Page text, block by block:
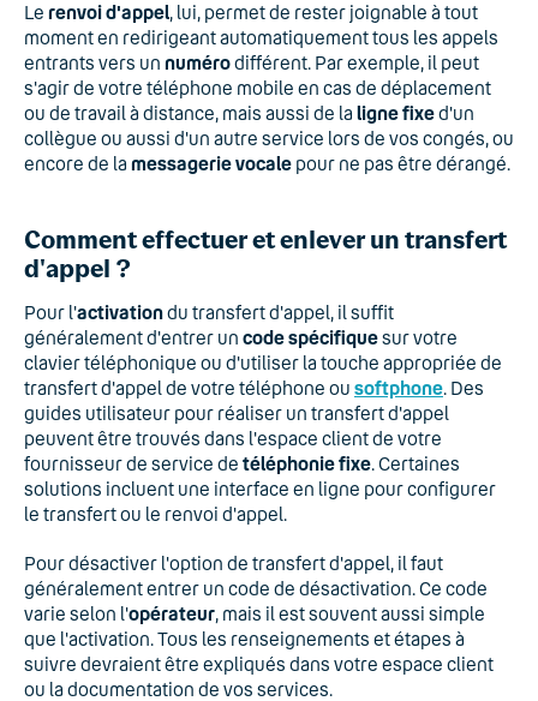
Le renvoi d'appel, lui, permet de rester joignable à tout
moment en redirigeant automatiquement tous les appels
entrants vers un numérodifférent. Par exemple, il peut
s'agir de votre téléphone mobile en cas de déplacement
ou de travail à distance, mais aussi de la ligne fixed'un
collègue ou aussi d'un autre service lors de vos congés, ou
encore de la messagerie vocale pour ne pas être dérangé.
Comment effectuer et enlever un transfert
d'appel ?
Pour l'activationdu transfert d'appel, il suffit
généralement d'entrer un code spécifiquesur votre
clavier téléphonique ou d'utiliser la touche appropriée de
transfert d'appel de votre téléphone ou softphone. Des
guides utilisateur pour réaliser un transfert d'appel
peuvent être trouvés dans l'espace client de votre
fournisseur de service de téléphonie fixe. Certaines
solutions incluent une interface en ligne pour configurer
le transfert ou le renvoi d'appel.
Pour désactiver l'option de transfert d'appel, il faut
généralement entrer un code de désactivation. Ce code
varie selon l'opérateur, mais il est souvent aussi simple
que l'activation. Tous les renseignements et étapes à
suivre devraient être expliqués dans votre espace client
ou la documentation de vos services.